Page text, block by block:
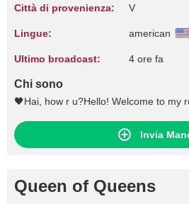
Città di provenienza: V
Lingue: american
Ultimo broadcast: 4 ore fa
Chi sono
🖤Hai, how r u?Hello! Welcome to my
Invia
Queen of Queens